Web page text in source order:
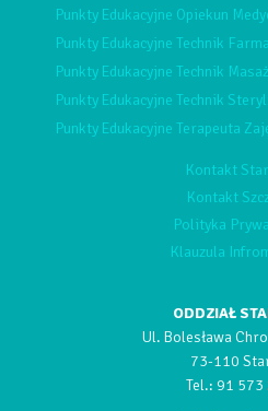
Punkty Edukacyjne Opiekun
Punkty Edukacyjne Technik
Punkty Edukacyjne Technik
Punkty Edukacyjne Technik
Punkty Edukacyjne Terapeuta
Kontakt
Kontakt
Polityka
Klauzula
ODDZIAŁ
Ul. Bolesława
73-110
Tel.: 91 573